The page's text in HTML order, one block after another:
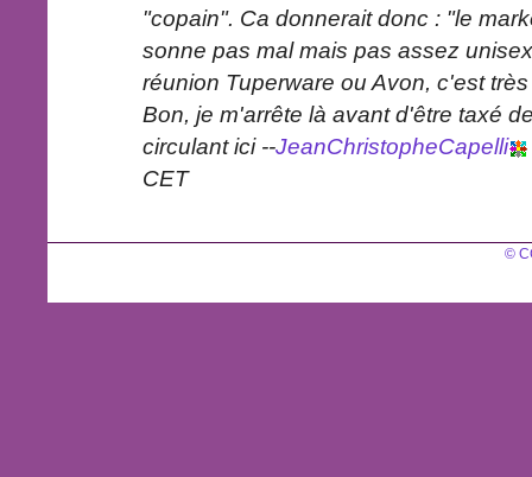
"copain". Ca donnerait donc : "le
sonne pas mal mais pas assez
réunion Tuperware ou Avon, c'est
Bon, je m'arrête là avant d'être taxé
circulant ici --JeanChristopheCapelli
CET
©